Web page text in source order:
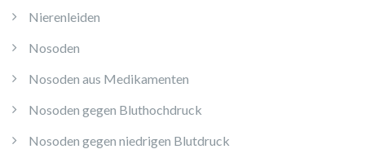
Nierenleiden
Nosoden
Nosoden aus Medikamenten
Nosoden gegen Bluthochdruck
Nosoden gegen niedrigen Blutdruck